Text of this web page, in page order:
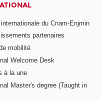
du Cnam-Enjmin
partenaires
mobilité
Welcome Desk
à la une
Master's degree (Taught in